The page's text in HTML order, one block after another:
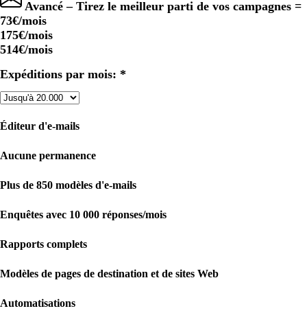
Avancé – Tirez le meilleur parti de vos campagnes =
73€/mois
175€/mois
514€/mois
Expéditions par mois: *
Éditeur d'e-mails
Aucune permanence
Plus de 850 modèles d'e-mails
Enquêtes avec 10 000 réponses/mois
Rapports complets
Modèles de pages de destination et de sites Web
Automatisations